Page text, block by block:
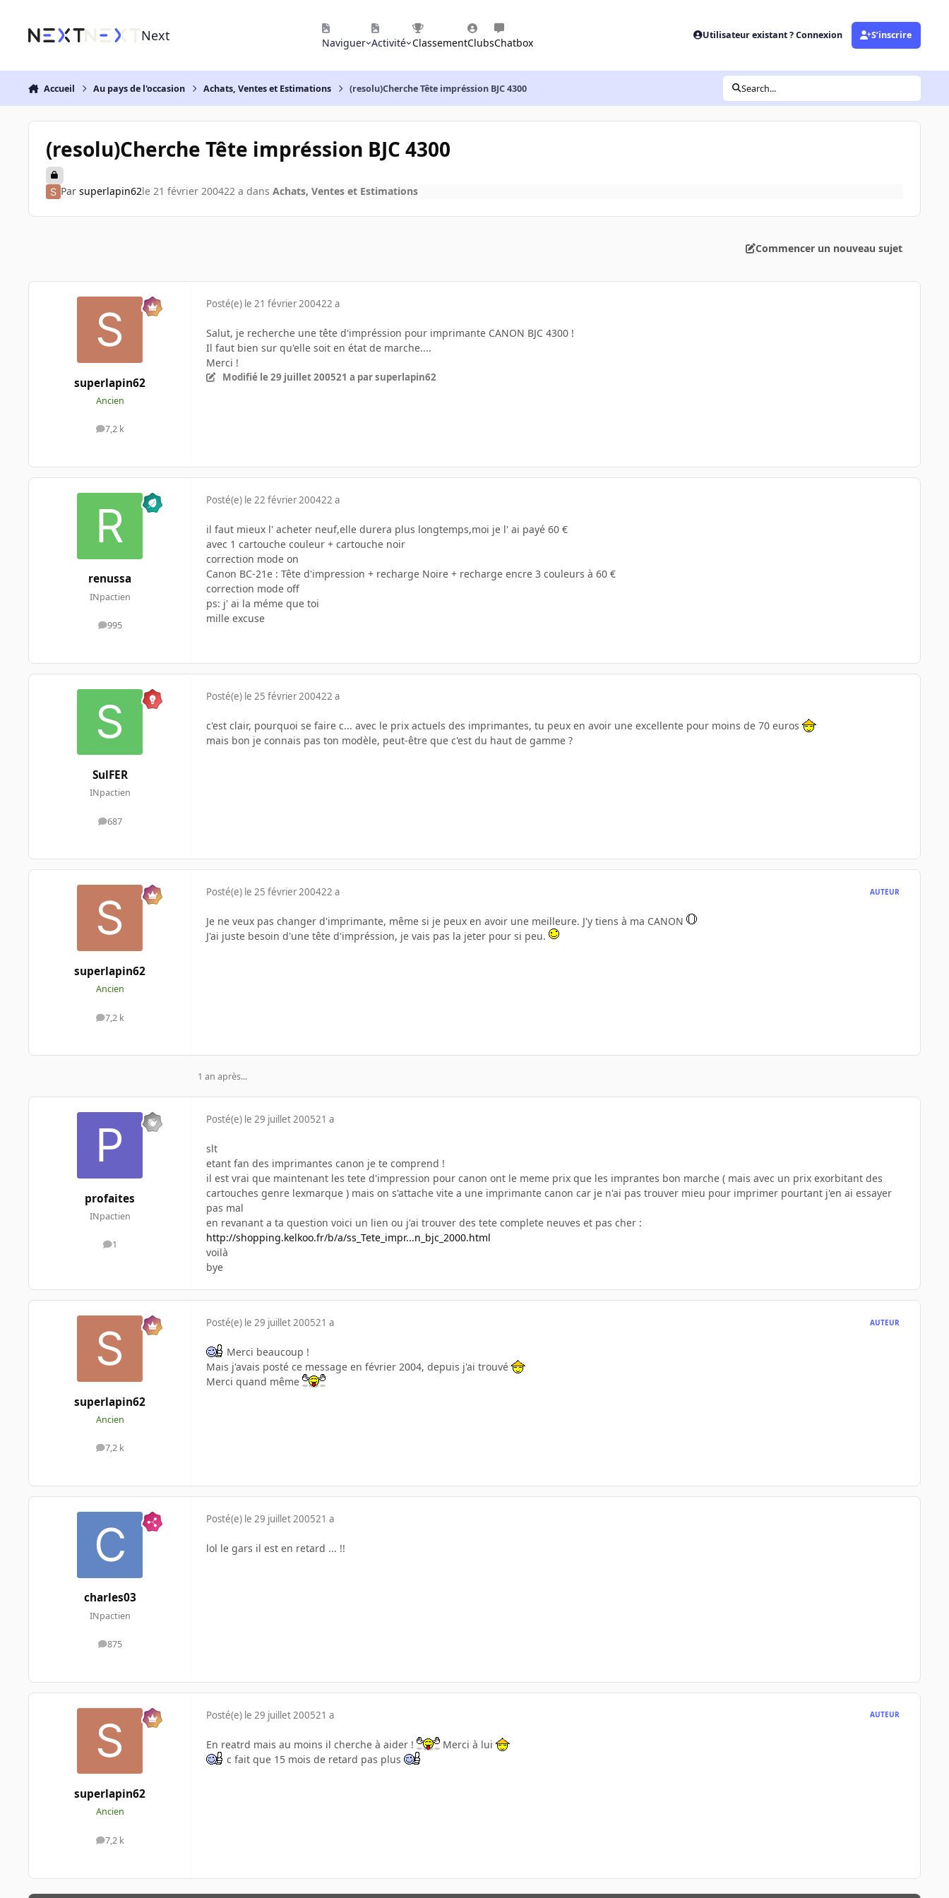
Next Naviguer Activité ClassementClubsChatbox
Utilisateur existant ? Connexion S’inscrire
Accueil Au pays de l'occasion Achats, Ventes et Estimations (resolu)Cherche Tête impréssion BJC 4300 Search...
(resolu)Cherche Tête impréssion BJC 4300
Par superlapin62le 21 février 200422 a dans Achats, Ventes et Estimations
Commencer un nouveau sujet
superlapin62
Ancien
7,2 k
messages
Posté(e) le 21 février 200422 a
Salut, je recherche une tête d'impréssion pour imprimante CANON BJC 4300 !
Il faut bien sur qu'elle soit en état de marche....
Merci !
Modifié le 29 juillet 200521 a par superlapin62
renussa
INpactien
995
messages
Posté(e) le 22 février 200422 a
il faut mieux l' acheter neuf,elle durera plus longtemps,moi je l' ai payé 60 €
avec 1 cartouche couleur + cartouche noir
correction mode on
Canon BC-21e : Tête d'impression + recharge Noire + recharge encre 3 couleurs à 60 €
correction mode off
ps: j' ai la méme que toi
mille excuse
SulFER
INpactien
687
messages
Posté(e) le 25 février 200422 a
c'est clair, pourquoi se faire c... avec le prix actuels des imprimantes, tu peux en avoir une excellente pour moins de 70 euros
mais bon je connais pas ton modèle, peut-être que c'est du haut de gamme ?
superlapin62
Ancien
7,2 k
messages
Posté(e) le 25 février 200422 a AUTEUR
Je ne veux pas changer d'imprimante, même si je peux en avoir une meilleure. J'y tiens à ma CANON
J'ai juste besoin d'une tête d'impréssion, je vais pas la jeter pour si peu.
1 an après...
profaites
INpactien
1
messages
Posté(e) le 29 juillet 200521 a
slt
etant fan des imprimantes canon je te comprend !
il est vrai que maintenant les tete d'impression pour canon ont le meme prix que les imprantes bon marche ( mais avec un prix exorbitant des
cartouches genre lexmarque ) mais on s'attache vite a une imprimante canon car je n'ai pas trouver mieu pour imprimer pourtant j'en ai essayer
pas mal
en revanant a ta question voici un lien ou j'ai trouver des tete complete neuves et pas cher :
http://shopping.kelkoo.fr/b/a/ss_Tete_impr...n_bjc_2000.html
voilà
bye
superlapin62
Ancien
7,2 k
messages
Posté(e) le 29 juillet 200521 a AUTEUR
Merci beaucoup !
Mais j'avais posté ce message en février 2004, depuis j'ai trouvé
Merci quand même
charles03
INpactien
875
messages
Posté(e) le 29 juillet 200521 a
lol le gars il est en retard ... !!
superlapin62
Ancien
7,2 k
messages
Posté(e) le 29 juillet 200521 a AUTEUR
En reatrd mais au moins il cherche à aider !
Merci à lui
c fait que 15 mois de retard pas plus